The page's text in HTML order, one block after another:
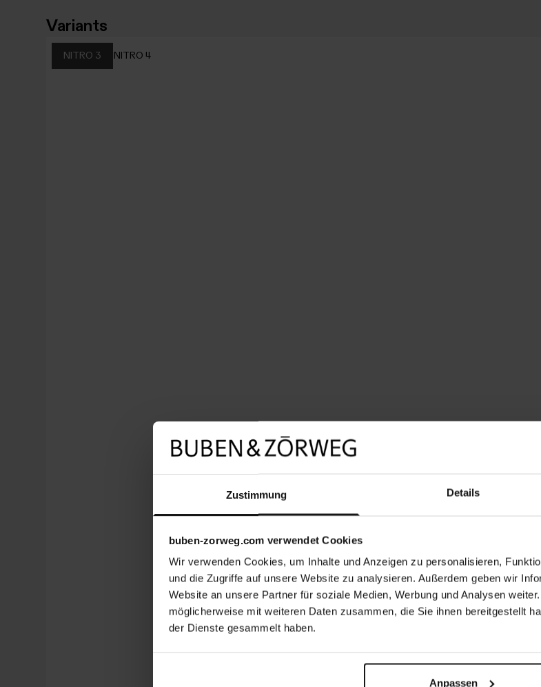
Zustimmung Details
buben-zorweg.com verwendet Cookies
Wir verwenden Cookies, um Inhalte und Anzeigen zu personalisieren,
und die Zugriffe auf unsere Website zu analysieren. Außerdem geben wir
Website an unsere Partner für soziale Medien, Werbung und Analysen
möglicherweise mit weiteren Daten zusammen, die Sie ihnen bereitgestellt
der Dienste gesammelt haben.
Anpassen
Variants
NITRO 3 NITRO 4